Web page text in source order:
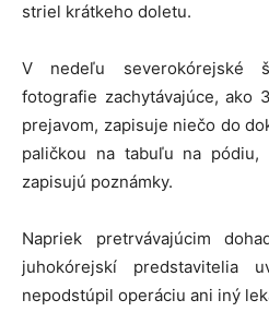
striel krátkeho doletu.
V nedeľu severokórejské
fotografie zachytávajúce, ako
prejavom, zapisuje niečo do
paličkou na tabuľu na
zapisujú poznámky.
Napriek pretrvávajúcim
juhokórejskí predstavitelia
nepodstúpil operáciu ani iný